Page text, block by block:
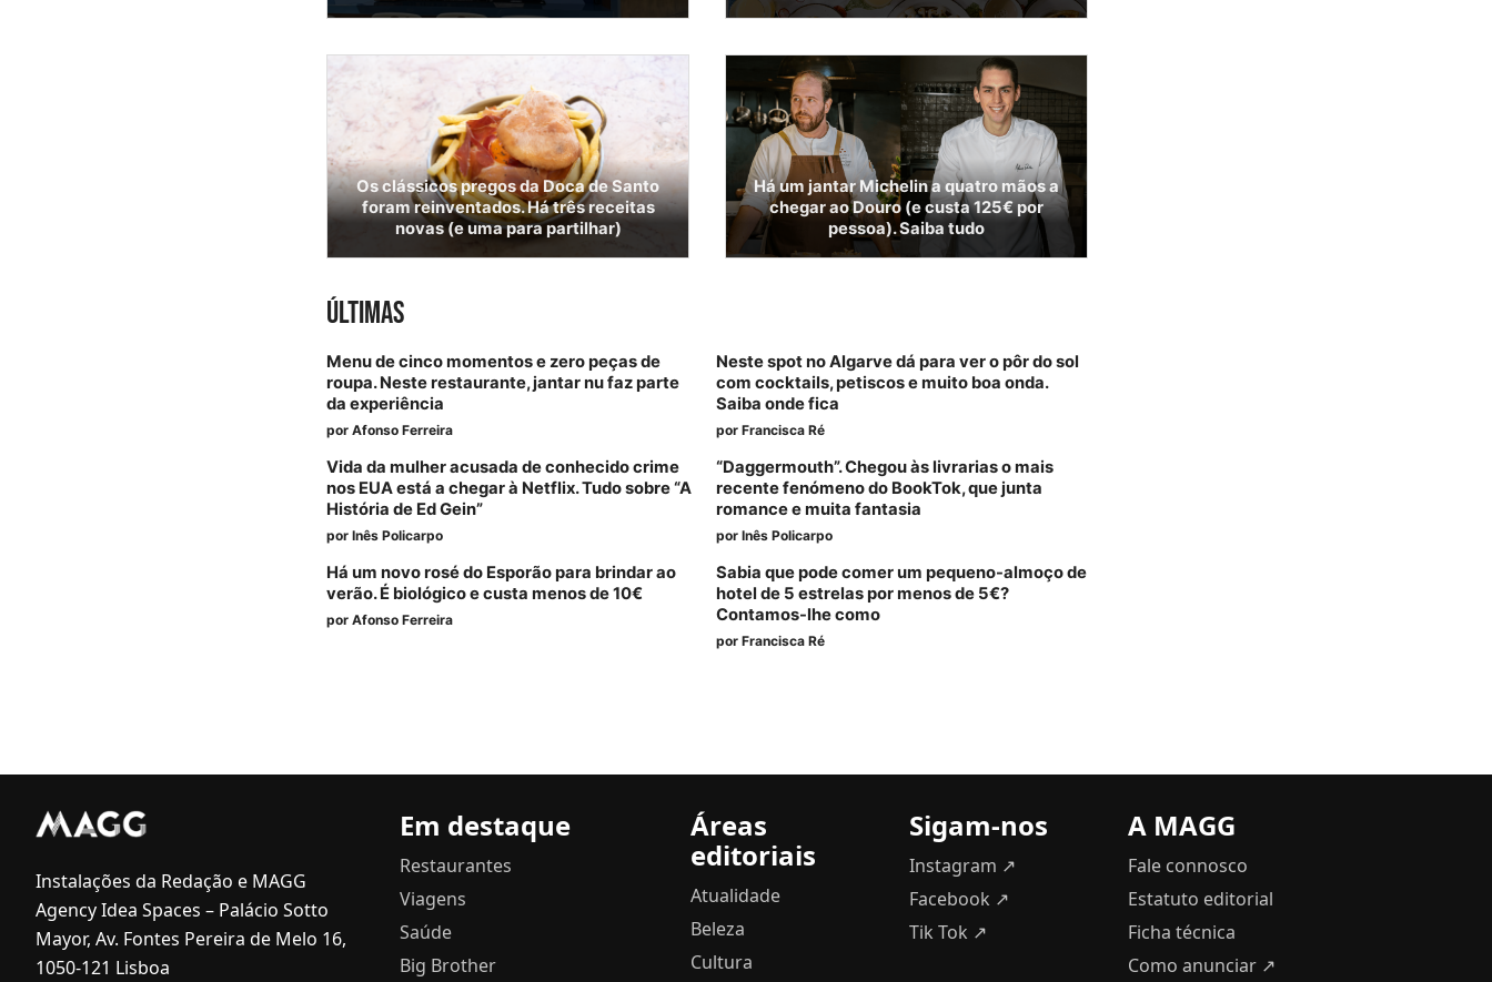
Os clássicos pregos da Doca de Santo
foram reinventados. Há três receitas
novas (e uma para partilhar)
Há um jantar Michelin a quatro mãos a
chegar ao Douro (e custa 125€ por
pessoa). Saiba tudo
ÚLTIMAS
Menu de cinco momentos e zero peças de
roupa. Neste restaurante, jantar nu faz parte
da experiência
por Afonso Ferreira
Neste spot no Algarve dá para ver o pôr do sol
com cocktails, petiscos e muito boa onda.
Saiba onde fica
por Francisca Ré
Vida da mulher acusada de conhecido crime
nos EUA está a chegar à Netflix. Tudo sobre “A
História de Ed Gein”
por Inês Policarpo
“Daggermouth”. Chegou às livrarias o mais
recente fenómeno do BookTok, que junta
romance e muita fantasia
por Inês Policarpo
Há um novo rosé do Esporão para brindar ao
verão. É biológico e custa menos de 10€
por Afonso Ferreira
Sabia que pode comer um pequeno-almoço de
hotel de 5 estrelas por menos de 5€?
Contamos-lhe como
por Francisca Ré
Instalações da Redação e MAGG
Agency Idea Spaces – Palácio Sotto
Mayor, Av. Fontes Pereira de Melo 16,
1050-121 Lisboa
Em destaque
Restaurantes
Viagens
Saúde
Big Brother
Áreas
editoriais
Atualidade
Beleza
Cultura
Sigam-nos
Instagram ↗
Facebook ↗
Tik Tok ↗
A MAGG
Fale connosco
Estatuto editorial
Ficha técnica
Como anunciar ↗